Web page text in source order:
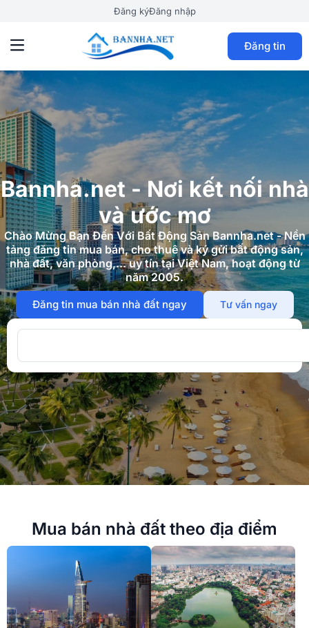
Đăng kýĐăng nhập
Đăng tin
Bannha.net - Nơi kết nối nhà
và ước mơ
Chào Mừng Bạn Đến Với Bất Động Sản Bannha.net - Nền
tảng đăng tin mua bán, cho thuê và ký gửi bất động sản,
nhà đất, văn phòng,... uy tín tại Việt Nam, hoạt động từ
năm 2005.
Đăng tin mua bán nhà đất ngay Tư vấn ngay
Mua bán nhà đất theo địa điểm